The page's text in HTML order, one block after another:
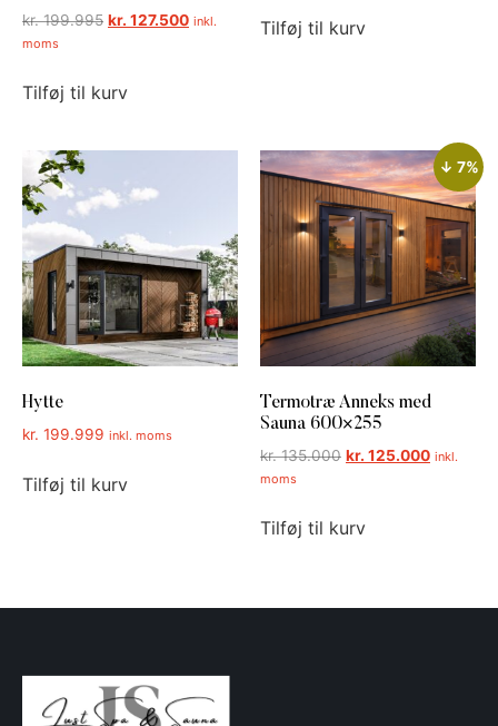
kr.199.995 kr. 127.500 inkl.
moms
Tilføj til kurv
Tilføj til kurv
Hytte
kr. 199.999 inkl. moms
Tilføj til kurv
↓ 7%
Termotræ Anneks med
Sauna 600×255
kr.135.000 kr. 125.000 inkl.
moms
Tilføj til kurv